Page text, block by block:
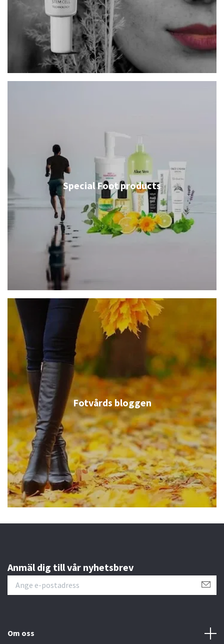
Special Foot products
Fotvårds bloggen
Anmäl dig till vår nyhetsbrev
Om oss